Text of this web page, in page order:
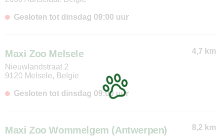
Gesloten tot dinsdag 09:00 uur
Maxi Zoo Melsele
4,7 km
Nieuwlandstraat 2
9120 Melsele, Belgie
Gesloten tot dinsdag 09:00 uur
Maxi Zoo Wommelgem (Antwerpen)
8,2 km